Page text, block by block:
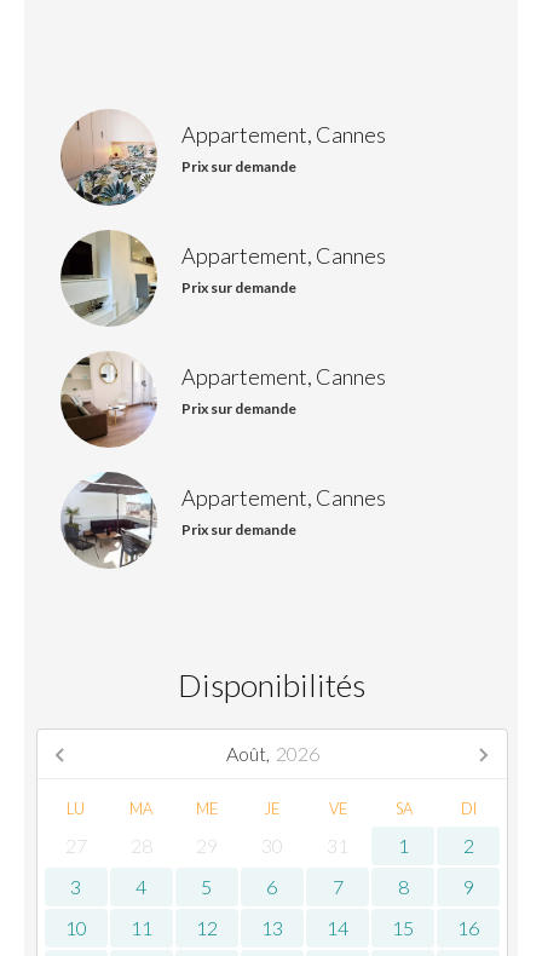
Appartement, Cannes
Prix sur demande
Appartement, Cannes
Prix sur demande
Appartement, Cannes
Prix sur demande
Appartement, Cannes
Prix sur demande
Disponibilités
Août, 2026
LU MA ME JE VE SA DI
27 28 29 30 31 1
2
3
4 5 6 7 8
9
10
11 12 13 14 15
16